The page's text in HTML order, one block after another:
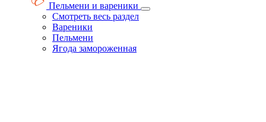
Пельмени и вареники
Смотреть весь раздел
Вареники
Пельмени
Ягода замороженная